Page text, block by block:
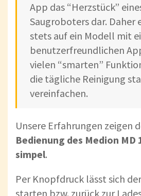
App das “Herzstück”
Saugroboters dar. Daher
stets auf ein Modell mit
benutzerfreundlichen
vielen “smarten”
die tägliche Reinigung
vereinfachen.
Unsere Erfahrungen zeigen
Bedienung des Medion MD
simpel.
Per Knopfdruck lässt sich
starten bzw. zurück zur